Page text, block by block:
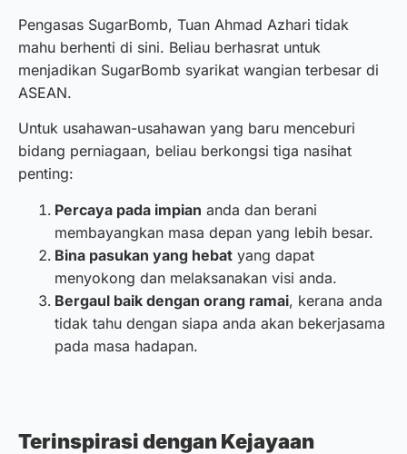
Pengasas SugarBomb, Tuan Ahmad Azhari tidak
mahu berhenti di sini. Beliau berhasrat untuk
menjadikan SugarBomb syarikat wangian terbesar di
ASEAN.
Untuk usahawan-usahawan yang baru menceburi
bidang perniagaan, beliau berkongsi tiga nasihat
penting:
Percaya pada impian anda dan berani
membayangkan masa depan yang lebih besar.
Bina pasukan yang hebat yang dapat
menyokong dan melaksanakan visi anda.
Bergaul baik dengan orang ramai, kerana anda
tidak tahu dengan siapa anda akan bekerjasama
pada masa hadapan.
Terinspirasi dengan Kejayaan